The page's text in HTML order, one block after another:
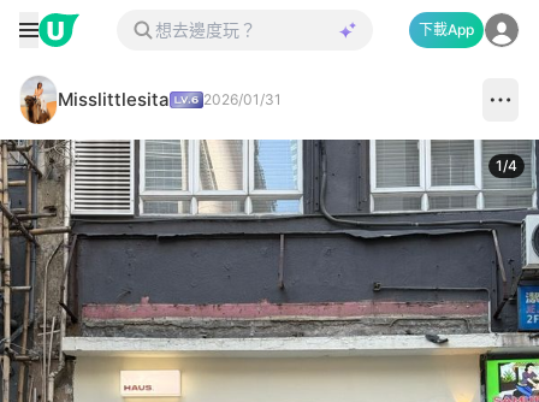
下載App
Misslittlesita 2026/01/31
1/4